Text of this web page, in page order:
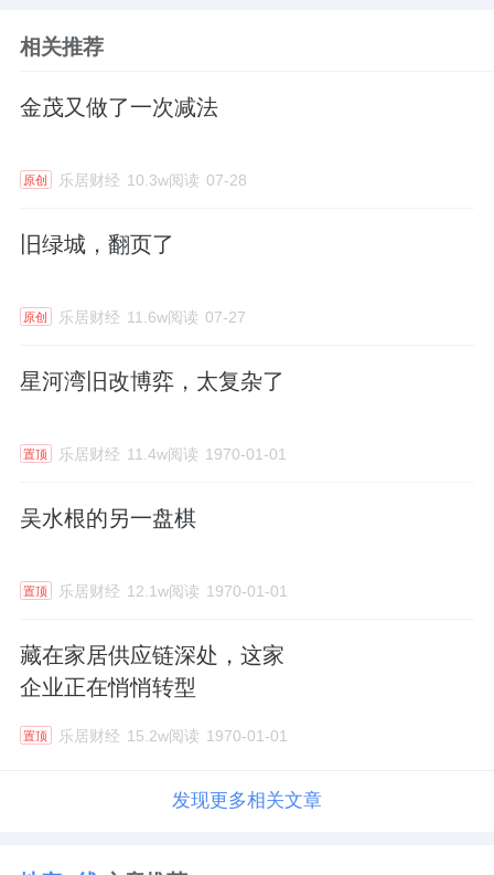
相关推荐
金茂又做了一次减法
原创 乐居财经 10.3w阅读 07-28
旧绿城，翻页了
原创 乐居财经 11.6w阅读 07-27
星河湾旧改博弈，太复杂了
置顶 乐居财经 11.4w阅读 1970-01-01
吴水根的另一盘棋
置顶 乐居财经 12.1w阅读 1970-01-01
藏在家居供应链深处，这家
企业正在悄悄转型
置顶 乐居财经 15.2w阅读 1970-01-01
发现更多相关文章